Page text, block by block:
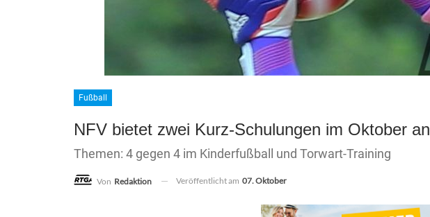
Fußball
NFV bietet zwei Kurz-Schulungen im Oktober an
Themen: 4 gegen 4 im Kinderfußball und Torwart-Training
Von Redaktion Veröffentlicht am 07. Oktober